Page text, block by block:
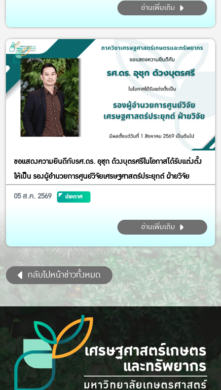
อ่านเพิ่มเติม
ขอแสดงความยินดีกับรศ.ดร. อุชุก ด้วงบุตรศรีในโอกาสได้รับแต่งตั้ง
ให้เป็น รองผู้อำนวยการศูนย์วิจัยเศรษฐศาสตร์ประยุกต์ ฝ่ายวิจัย
05 ส.ค. 2569
ประกาศ
อ่านเพิ่มเติม
กลับไปหน้าข่าวทั้งหมด